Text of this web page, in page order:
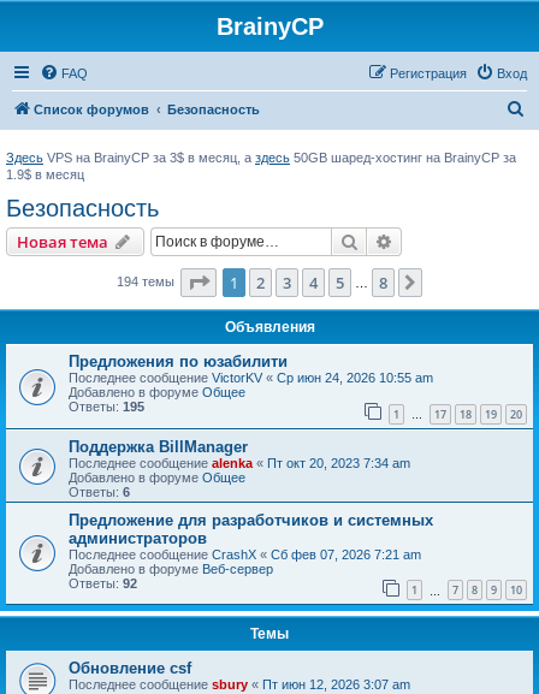
BrainyCP
FAQ Вход
Регистрация
Список форумов Безопасность
Здесь VPS на BrainyCP за 3$ в месяц, а здесь 50GB шаред-хостинг на BrainyCP за
1.9$ в месяц
Безопасность
Новая тема Поиск
194 темы Страница из
1 2 3 4 5 8
Объявления
Предложения по юзабилити
Последнее сообщение VictorKV « Ср июн 24, 2026 10:55 am
Добавлено в форуме Общее
Ответы: 195 1 … 17 18 19 20
Поддержка BillManager
Последнее сообщение alenka « Пт окт 20, 2023 7:34 am
Добавлено в форуме Общее
Ответы: 6
Предложение для разработчиков и системных
администраторов
Последнее сообщение CrashX « Сб фев 07, 2026 7:21 am
Добавлено в форуме Веб-сервер
Ответы: 92 1 7 8 9 10
Темы
Обновление csf
Последнее сообщение sbury « Пт июн 12, 2026 3:07 am